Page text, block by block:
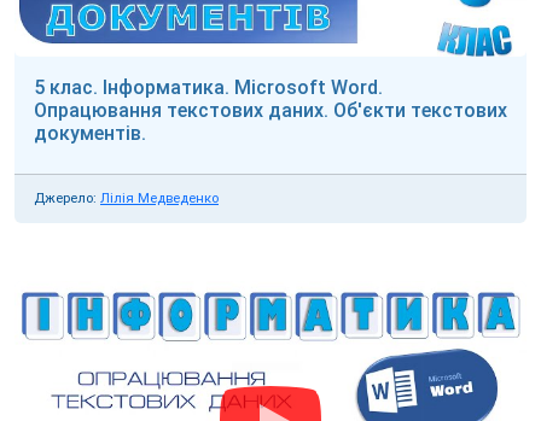
5 клас. Інформатика. Microsoft Word.
Опрацювання текстових даних. Об'єкти текстових
документів.
Джерело: Лілія Медведенко